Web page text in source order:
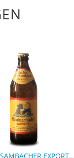
MÖNCHSAMBACHER EXPORT - 9 FLASCHEN